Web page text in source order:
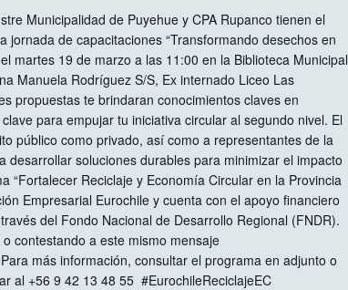
Municipalidad de Puyehue y CPA Rupanco tienen el
jornada de capacitaciones “Transformando desechos en
martes 19 de marzo a las 11:00 en la Biblioteca Municipal
Manuela Rodríguez S/S, Ex internado Liceo Las
propuestas te brindaran conocimientos claves en
para empujar tu iniciativa circular al segundo nivel. El
público como privado, así como a representantes de la
desarrollar soluciones durables para minimizar el impacto
“Fortalecer Reciclaje y Economía Circular en la Provincia
Empresarial Eurochile y cuenta con el apoyo financiero
del Fondo Nacional de Desarrollo Regional (FNDR).
contestando a este mismo mensaje
más información, consultar el programa en adjunto o
al +56 9 42 13 48 55 #EurochileReciclajeEC